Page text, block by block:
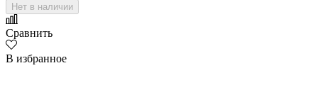
Нет в наличии
Сравнить
В избранное